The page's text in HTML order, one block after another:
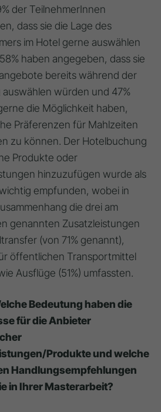
der TeilnehmerInnen
dass sie die Lage des
im Hotel gerne auswählen
haben angegeben, dass sie
bereits während der
würden und 47%
die Möglichkeit haben,
Präferenzen für Mahlzeiten
zu können. Der Hotelbuchung
Produkte oder
hinzuzufügen wurde als
empfunden, wobei in
die drei am
genannten Zusatzleistungen
(von 71% genannt),
öffentlichen Transportmittel
Ausflüge (51%) umfassten.
Bedeutung haben die
für die Anbieter
Produkte und welche
Handlungsempfehlungen
in Ihrer Masterarbeit?